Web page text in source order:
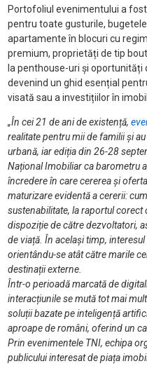
Portofoliul evenimentului a
pentru toate gusturile,
apartamente în blocuri cu
premium, proprietăți de tip
la penthouse-uri și
devenind un ghid esențial
visată sau a investițiilor în
„În cei 21 de ani de existență,
realitate pentru mii de familii și
urbană, iar ediția din 26-28
Național Imobiliar ca barometru
încredere în care cererea și
maturizare evidentă a cererii:
sustenabilitate, la raportul corect
dispoziție de către dezvoltatori,
de viață. În același timp,
orientându-se atât către marile
destinații externe.
Într-o perioadă marcată de
interacțiunile se mută tot mai
soluții bazate pe inteligență
aproape de români, oferind un
Prin evenimentele TNI, echipa
publicului interesat de piața